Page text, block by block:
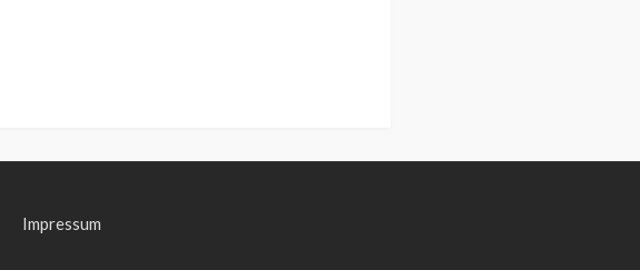
Impressum